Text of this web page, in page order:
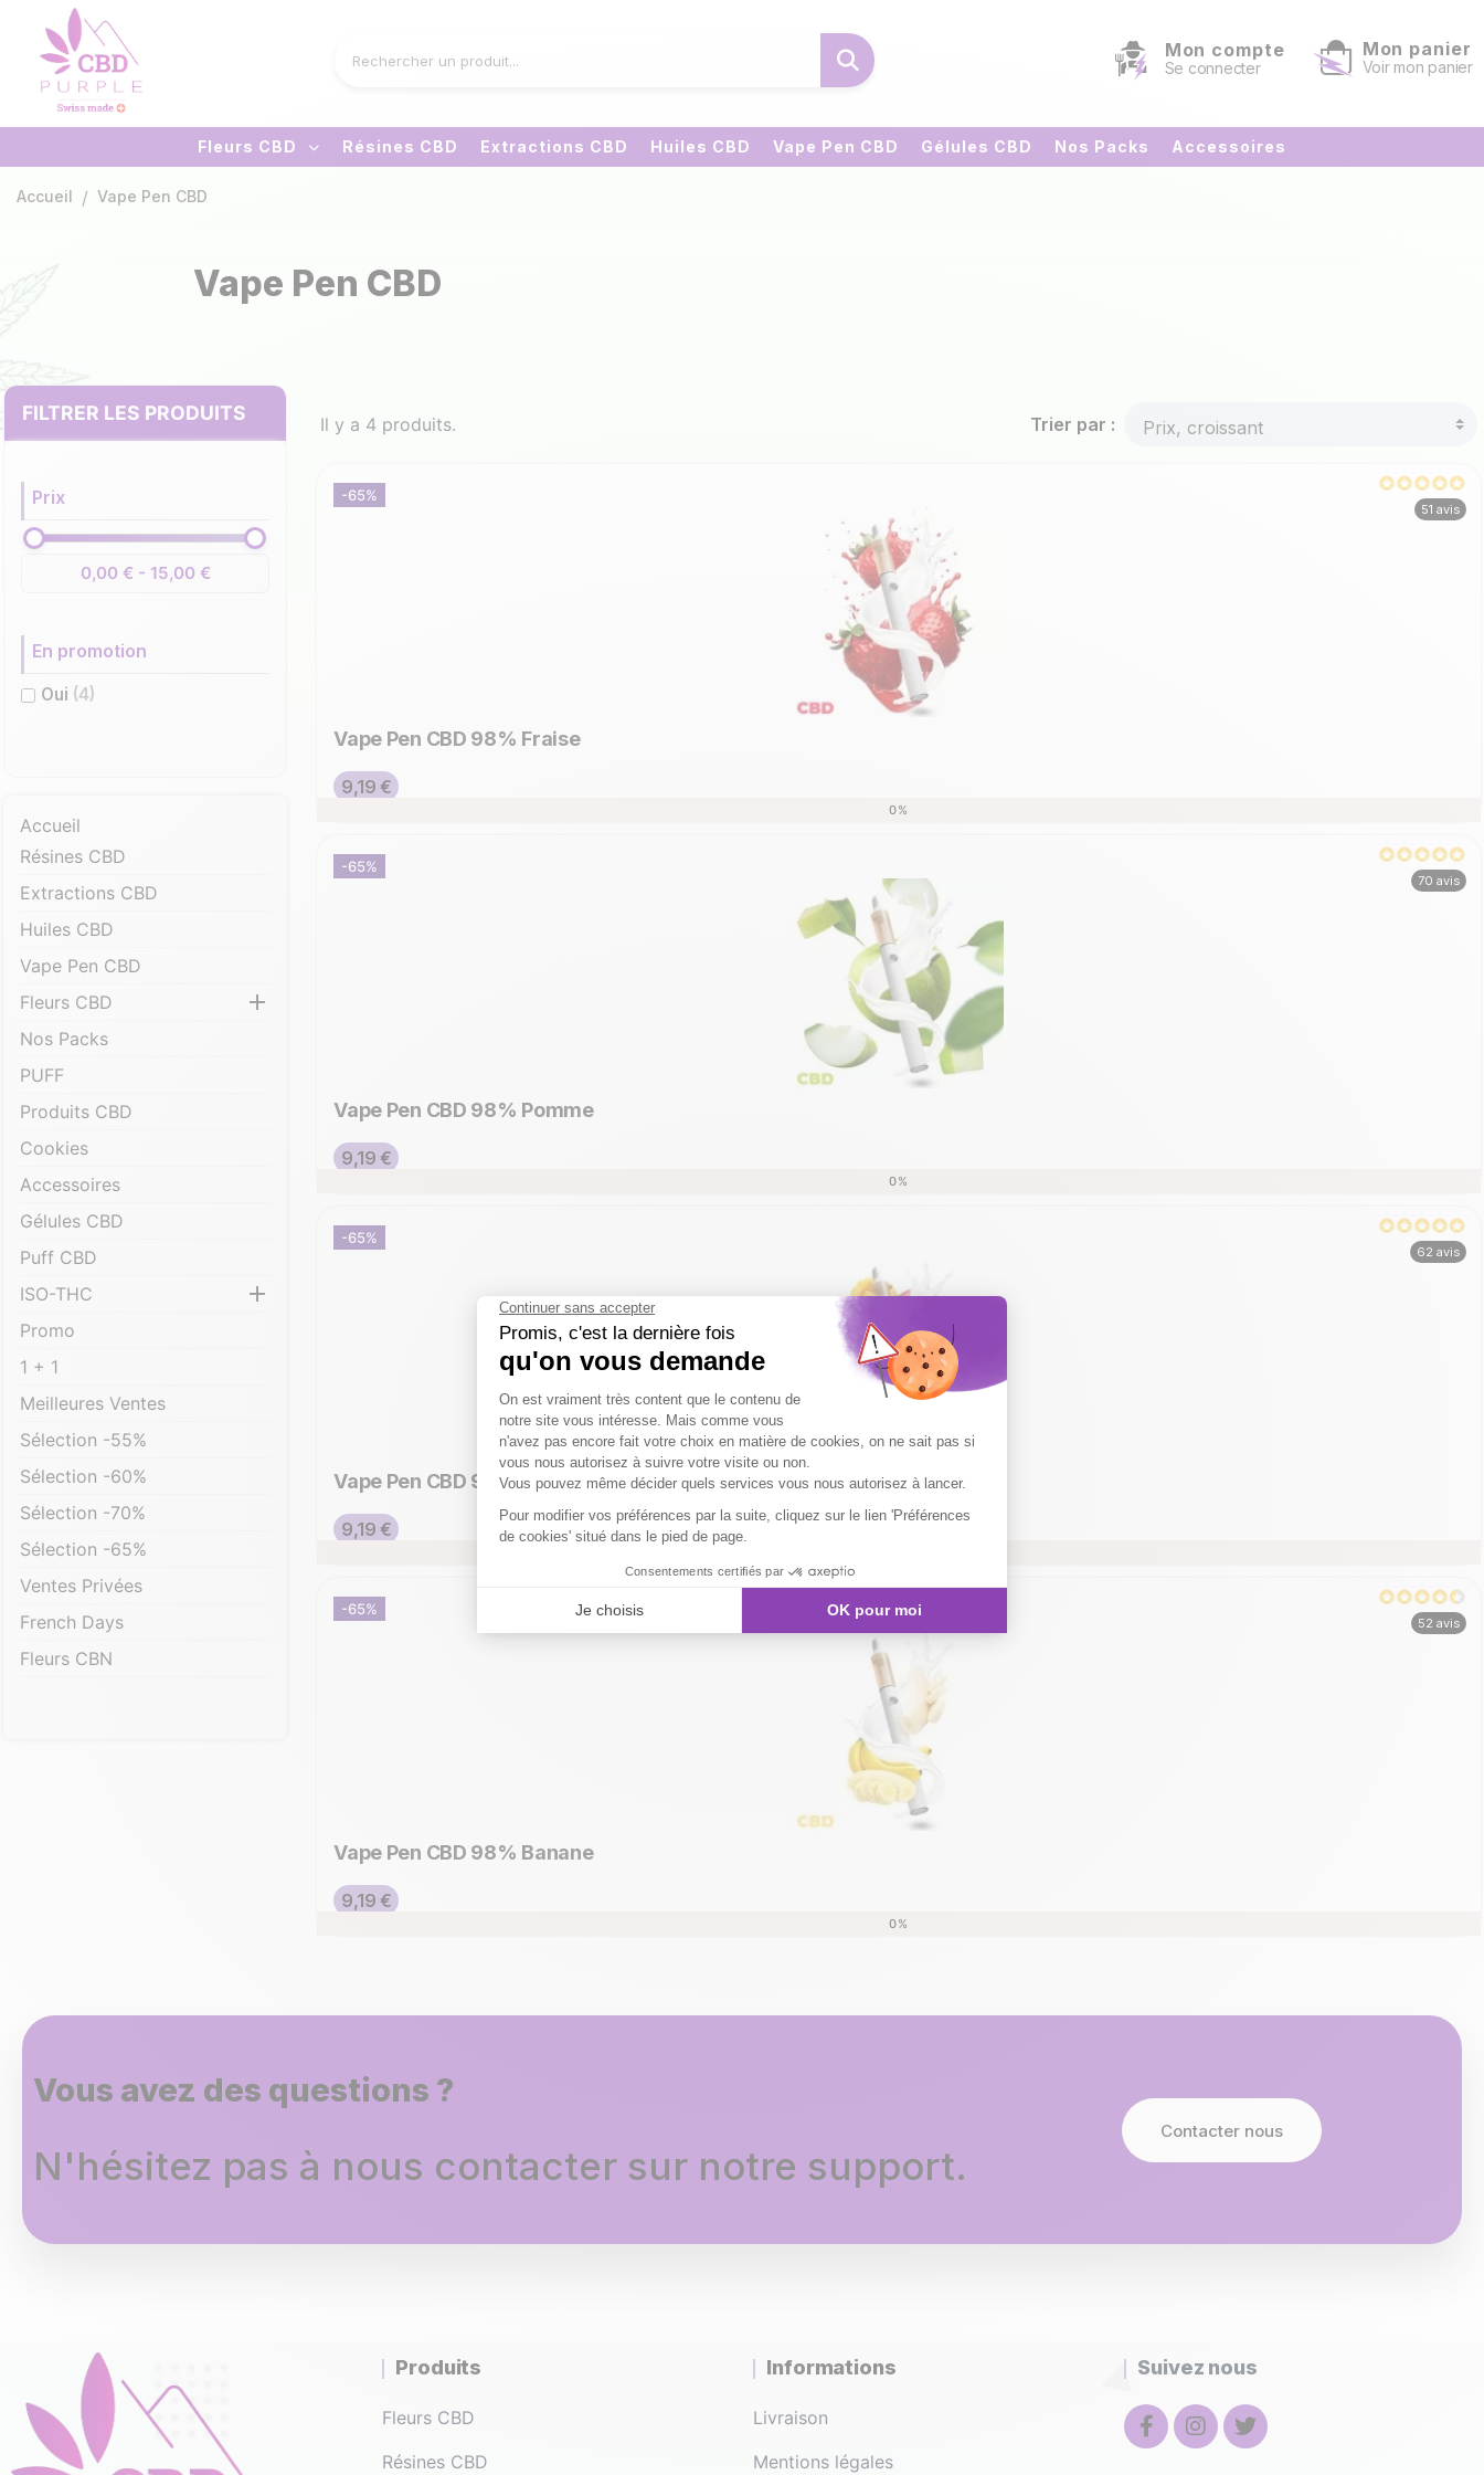
Mon compte
Se connecter
Mon panier
Voir mon panier
Fleurs CBD Résines CBD Extractions CBD Huiles CBD Vape Pen CBD Gélules CBD Nos Packs Accessoires
Accueil Vape Pen CBD
Vape Pen CBD
FILTRER LES PRODUITS
Prix
0,00 € - 15,00 €
En promotion
Oui (4)
Accueil
Résines CBD
Extractions CBD
Huiles CBD
Vape Pen CBD
Fleurs CBD

Nos Packs
PUFF
Produits CBD
Cookies
Accessoires
Gélules CBD
Puff CBD
ISO-THC

Promo
1 + 1
Meilleures Ventes
Sélection -55%
Sélection -60%
Sélection -70%
Sélection -65%
Ventes Privées
French Days
Fleurs CBN
Il y a 4 produits. Trier par :
51 avis
-65%
Vape Pen CBD 98% Fraise
Prix de base
Prix
9,19 €
0%
70 avis
-65%
Vape Pen CBD 98% Pomme
Prix de base
Prix
9,19 €
0%
62 avis
-65%
Aperçu rapide
Vape Pen CBD 98% Mangue
Prix de base
Prix
9,19 €
52 avis
-65%
Vape Pen CBD 98% Banane
Prix de base
Prix
9,19 €
0%
Vous avez des questions ?
N'hésitez pas à nous contacter sur notre support.
Contacter nous
Produits
Fleurs CBD
Résines CBD
Informations
Livraison
Mentions légales
Suivez nous